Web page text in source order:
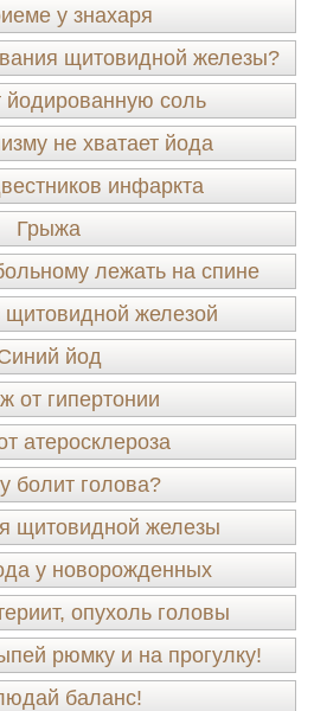
у знахаря
щитовидной железы?
йодированную соль
не хватает йода
инфаркта
Грыжа
лежать на спине
щитовидной железой
йод
от гипертонии
атеросклероза
болит голова?
щитовидной железы
у новорожденных
опухоль головы
рюмку и на прогулку!
баланс!